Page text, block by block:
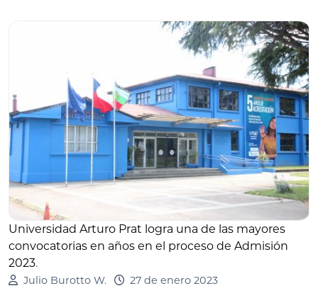
Universidad Arturo Prat logra una de las mayores
convocatorias en años en el proceso de Admisión
2023.
Julio Burotto W. 27 de enero 2023